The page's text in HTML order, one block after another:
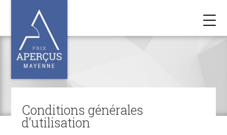
Conditions générales
d’utilisation